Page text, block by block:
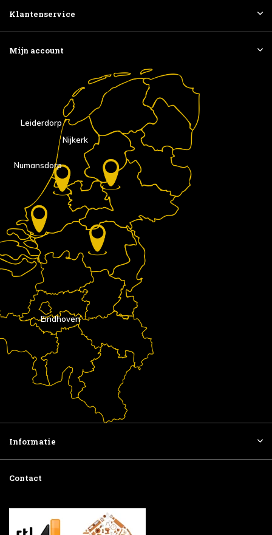
Klantenservice
Mijn account
Eindhoven
Nijkerk
Numansdorp
Leiderdorp
Informatie
Contact